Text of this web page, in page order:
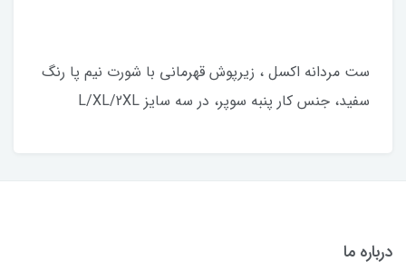
ست مردانه اکسل ، زیرپوش قهرمانی با شورت نیم پا رنگ
سفید، جنس کار پنبه سوپر، در سه سایز L/XL/2XL
درباره ما